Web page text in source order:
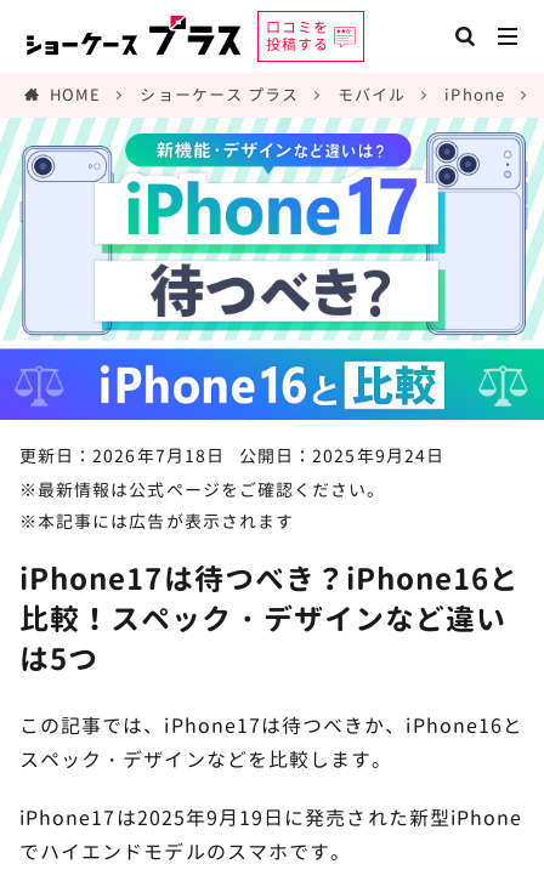
口コミを
投稿する
HOME ショーケース プラス モバイル iPhone
更新日：2026年7月18日
公開日：2025年9月24日
※最新情報は公式ページをご確認ください。
※本記事には広告が表示されます
iPhone17は待つべき？iPhone16と
比較！スペック・デザインなど違い
は5つ
この記事では、iPhone17は待つべきか、iPhone16と
スペック・デザインなどを比較します。
iPhone17は2025年9月19日に発売された新型iPhone
でハイエンドモデルのスマホです。